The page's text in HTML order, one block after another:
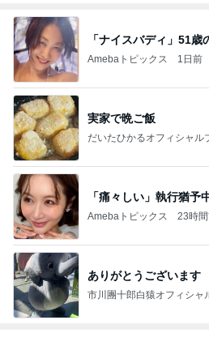
「ナイスバディ」51歳
Amebaトピックス 1日前
実家で晩ご飯
だいたひかるオフィシャル
「痛々しい」執行猶予
Amebaトピックス 23時
ありがとうございます
市川團十郎白猿オフィシャ